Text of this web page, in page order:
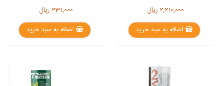
2,210,000 ریال
اضافه به سبد خرید
231,000 ریال
اضافه به سبد خرید